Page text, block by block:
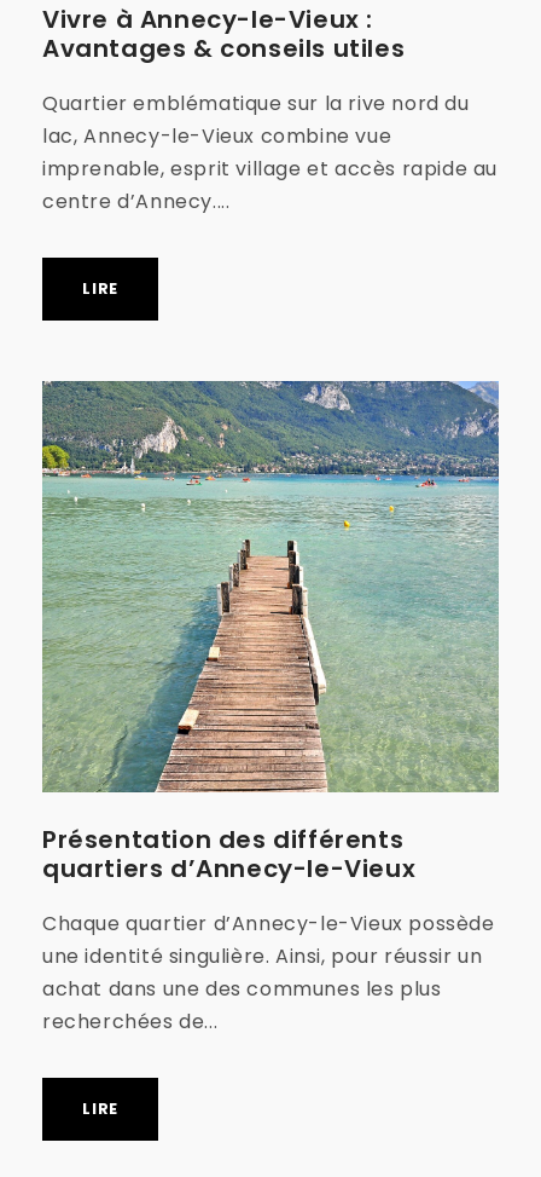
Vivre à Annecy-le-Vieux :
Avantages & conseils utiles
Quartier emblématique sur la rive nord du
lac, Annecy-le-Vieux combine vue
imprenable, esprit village et accès rapide au
centre d’Annecy....
LIRE
Présentation des différents
quartiers d’Annecy-le-Vieux
Chaque quartier d’Annecy-le-Vieux possède
une identité singulière. Ainsi, pour réussir un
achat dans une des communes les plus
recherchées de...
LIRE